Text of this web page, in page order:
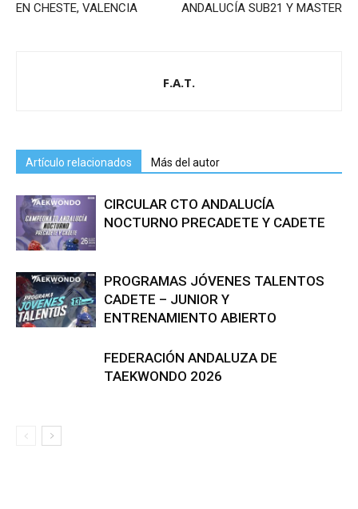
EN CHESTE, VALENCIA
ANDALUCÍA SUB21 Y MASTER
F.A.T.
Artículo relacionados Más del autor
CIRCULAR CTO ANDALUCÍA
NOCTURNO PRECADETE Y CADETE
PROGRAMAS JÓVENES TALENTOS
CADETE – JUNIOR Y
ENTRENAMIENTO ABIERTO
FEDERACIÓN ANDALUZA DE
TAEKWONDO 2026